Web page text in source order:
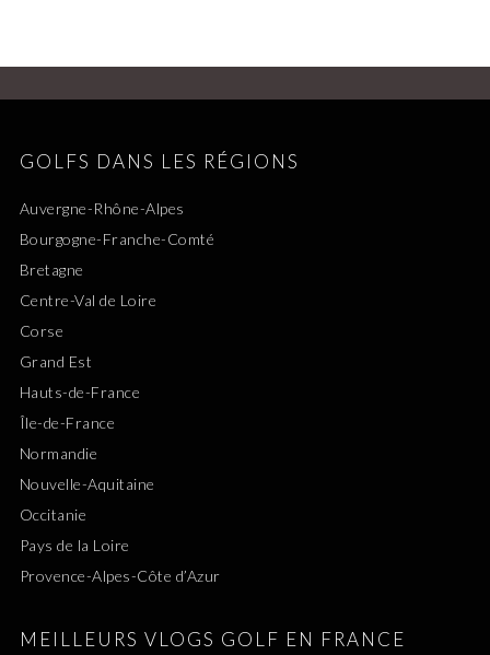
GOLFS DANS LES RÉGIONS
Auvergne-Rhône-Alpes
Bourgogne-Franche-Comté
Bretagne
Centre-Val de Loire
Corse
Grand Est
Hauts-de-France
Île-de-France
Normandie
Nouvelle-Aquitaine
Occitanie
Pays de la Loire
Provence-Alpes-Côte d’Azur
MEILLEURS VLOGS GOLF EN FRANCE